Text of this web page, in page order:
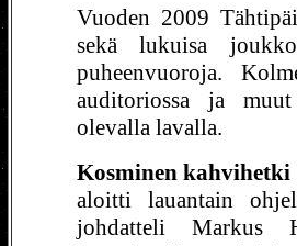
Vuoden 2009
sekä lukuisa
puheenvuoroja.
auditoriossa ja
olevalla lavalla.
Kosminen kahvihetki
aloitti lauantain
johdatteli Markus